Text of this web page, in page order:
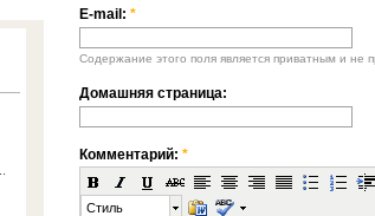
E-mail: *
Содержание этого поля является приватным и не
Домашняя страница:
Комментарий: *
Стиль